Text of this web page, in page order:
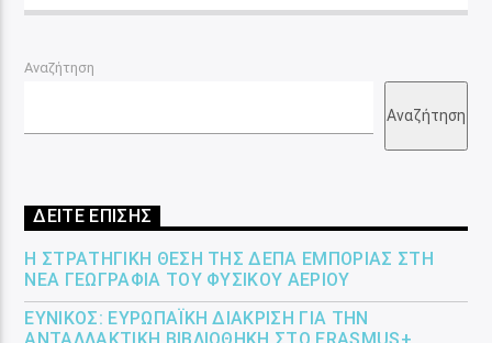
Αναζήτηση
Αναζήτηση
ΔΕΙΤΕ ΕΠΙΣΗΣ
Η ΣΤΡΑΤΗΓΙΚΉ ΘΈΣΗ ΤΗΣ ΔΕΠΑ ΕΜΠΟΡΊΑΣ ΣΤΗ
ΝΈΑ ΓΕΩΓΡΑΦΊΑ ΤΟΥ ΦΥΣΙΚΟΎ ΑΕΡΊΟΥ
ΕΎΝΙΚΟΣ: ΕΥΡΩΠΑΪΚΉ ΔΙΆΚΡΙΣΗ ΓΙΑ ΤΗΝ